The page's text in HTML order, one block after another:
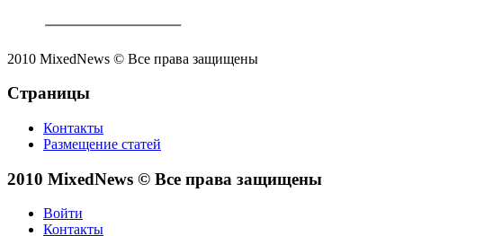
2010 MixedNews © Все права защищены
Страницы
Контакты
Размещение статей
2010 MixedNews © Все права защищены
Войти
Контакты